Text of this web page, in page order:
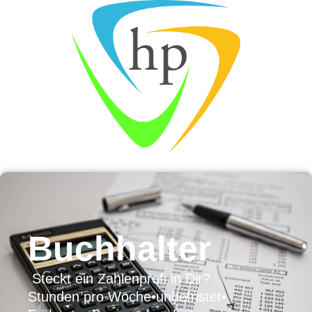
Buchhalter
Steckt ein Zahlenprofi in Dir?
Stunden pro Woche•unbefristet•